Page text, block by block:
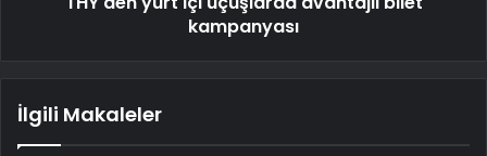
kampanyası
İlgili Makaleler